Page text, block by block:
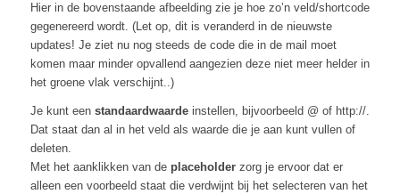
Hier in de bovenstaande afbeelding zie je hoe zo’n veld/shortcode
gegenereerd wordt. (Let op, dit is veranderd in de nieuwste
updates! Je ziet nu nog steeds de code die in de mail moet
komen maar minder opvallend aangezien deze niet meer helder in
het groene vlak verschijnt..)
Je kunt een standaardwaardeinstellen, bijvoorbeeld @ of http://.
Dat staat dan al in het veld als waarde die je aan kunt vullen of
deleten.
Met het aanklikken van de placeholderzorg je ervoor dat er
alleen een voorbeeld staat die verdwijnt bij het selecteren van het